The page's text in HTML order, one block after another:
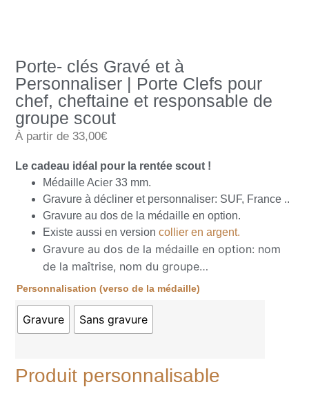
Porte- clés Gravé et à
Personnaliser | Porte Clefs pour
chef, cheftaine et responsable de
groupe scout
À partir de 33,00€
Le cadeau idéal pour la rentée scout !
Médaille Acier 33 mm.
Gravure à décliner et personnaliser: SUF, France ..
Gravure au dos de la médaille en option.
Existe aussi en versioncollier en argent.
Gravure au dos de la médaille en option: nom
de la maîtrise, nom du groupe…
Personnalisation (verso de la médaille)
Gravure Sans gravure
Produit personnalisable